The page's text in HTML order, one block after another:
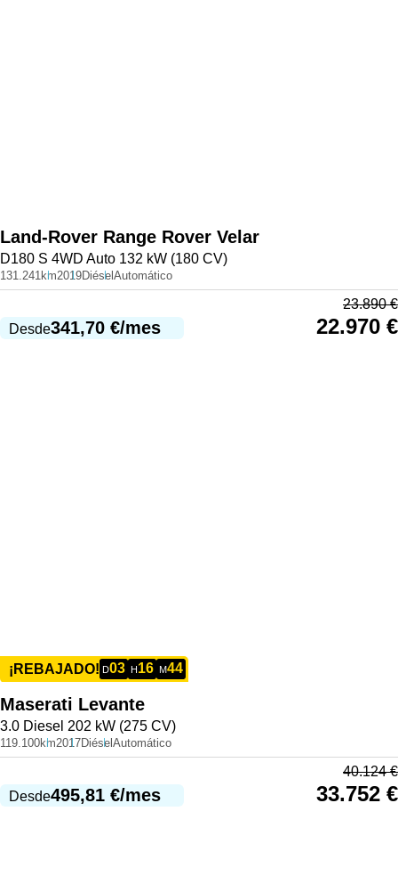
Land-Rover Range Rover Velar
D180 S 4WD Auto 132 kW (180 CV)
131.241km2019Diésel Automático
Desde341,70 €/mes
23.890€
22.970 €
¡REBAJADO! D03 H 16 M44
Maserati Levante
3.0 Diesel 202 kW (275 CV)
119.100km2017Diésel Automático
Desde495,81 €/mes
40.124€
33.752 €